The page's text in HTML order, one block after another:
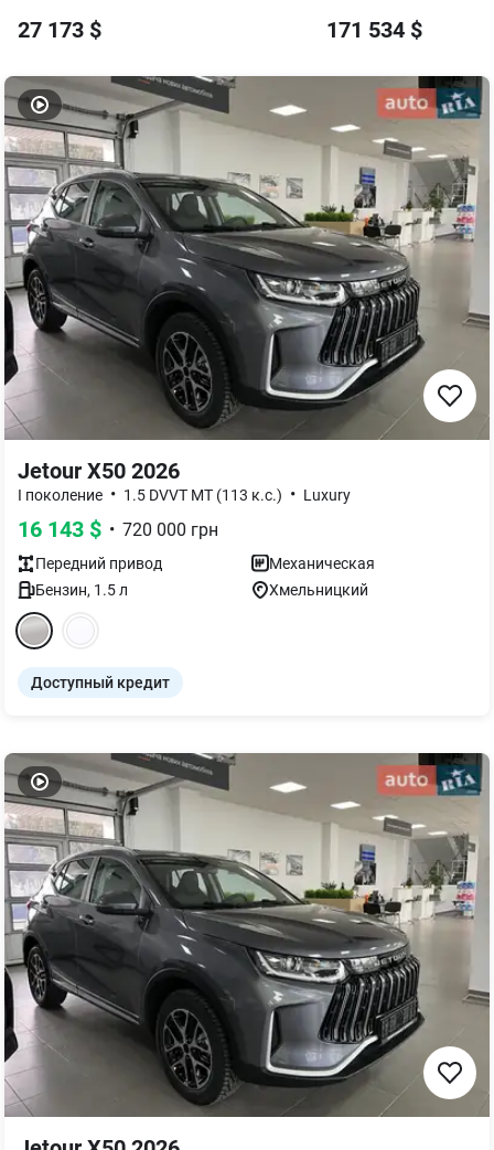
27 173 $ 171 534 $
Jetour X50 2026
I поколение • 1.5 DVVT MT (113 к.с.) • Luxury
16 143 $ • 720 000 грн
Передний привод
Механическая
Бензин, 1.5л Хмельницкий
Доступный кредит